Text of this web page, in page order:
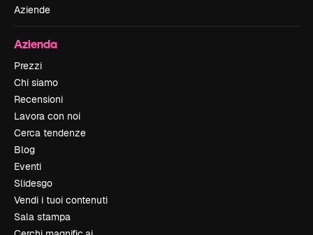
Aziende
Azienda
Prezzi
Chi siamo
Recensioni
Lavora con noi
Cerca tendenze
Blog
Eventi
Slidesgo
Vendi i tuoi contenuti
Sala stampa